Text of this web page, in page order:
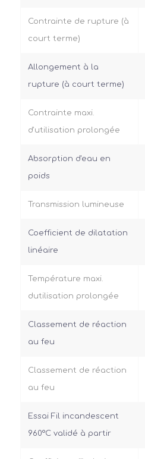
Contrainte de rupture (à
court terme)
Allongement à la
rupture (à court terme)
Contrainte maxi.
d'utilisation prolongée
Absorption d'eau en
poids
Transmission lumineuse
Coefficient de dilatation
linéaire
Température maxi.
dutilisation prolongée
Classement de réaction
au feu
Classement de réaction
au feu
Essai Fil incandescent
960°C validé à partir